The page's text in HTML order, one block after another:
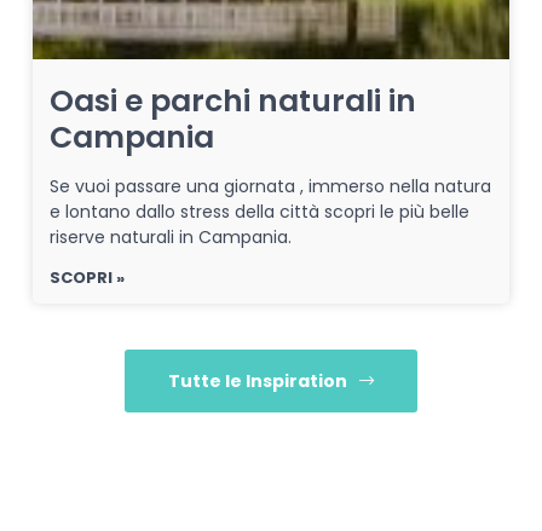
Oasi e parchi naturali in
Campania
Se vuoi passare una giornata , immerso nella natura
e lontano dallo stress della città scopri le più belle
riserve naturali in Campania.
SCOPRI »
Tutte le Inspiration